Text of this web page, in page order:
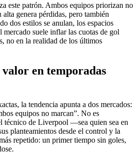
este patrón. Ambos equipos priorizan no
genera pérdidas, pero también
dos estilos se anulan, los espacios
suele inflar las cuotas de gol
no en la realidad de los últimos
en temporadas
la tendencia apunta a dos mercados:
equipos no marcan”. No es
técnico de Liverpool —sea quien sea en
planteamientos desde el control y la
repetido: un primer tiempo sin goles,